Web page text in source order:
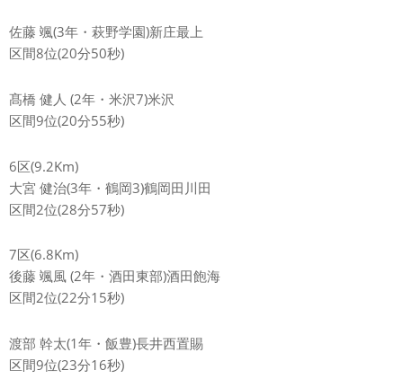
佐藤 颯(3年・萩野学園)新庄最上
区間8位(20分50秒)
髙橋 健人 (2年・米沢7)米沢
区間9位(20分55秒)
6区(9.2Km)
大宮 健治(3年・鶴岡3)鶴岡田川田
区間2位(28分57秒)
7区(6.8Km)
後藤 颯風 (2年・酒田東部)酒田飽海
区間2位(22分15秒)
渡部 幹太(1年・飯豊)長井西置賜
区間9位(23分16秒)